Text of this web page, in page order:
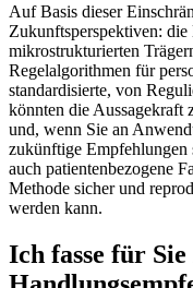
Auf⁤ Basis dieser
Zukunftsperspektiven:
mikrostrukturierten⁣
Regelalgorithmen​ für
standardisierte, von
könnten die Aussagekraft
und, wenn Sie​ an
zukünftige Empfehlungen
auch patientenbezogene
Methode sicher und
werden‌ kann.
Ich fasse für